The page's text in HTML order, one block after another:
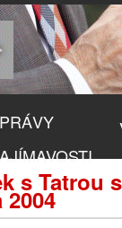
s Tatrou
2004